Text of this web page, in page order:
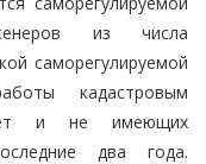
из числа
саморегулируемой
кадастровым
и не имеющих
два года.